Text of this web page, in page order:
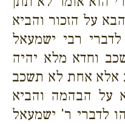
על הזכור והביא
רבי ישמעאל
וחדא מלא יהיה
אלא אחת לא תשכב
על הבהמה והביא
לדברי ר' ישמעאל